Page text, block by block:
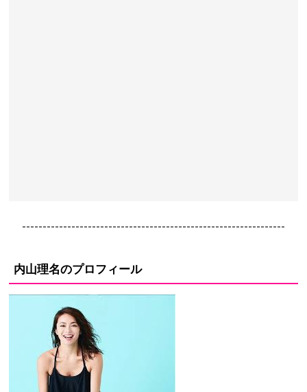
----------------------------------------------------------------
内山理名のプロフィール